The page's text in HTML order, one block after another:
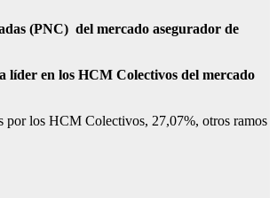
(PNC) del mercado asegurador de
líder en los HCM Colectivos del mercado
por los HCM Colectivos, 27,07%, otros ramos